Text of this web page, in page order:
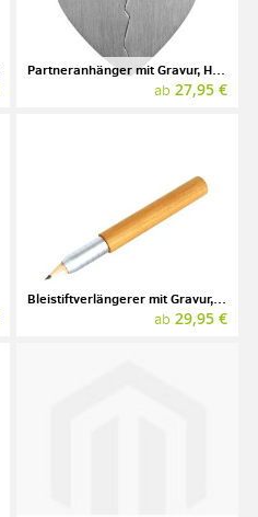
Partneranhänger mit Gravur, Herz, Edelstahl
ab 27,95 €
Bleistiftverlängerer mit Gravur, Wildkirsche, E+M
ab 29,95 €